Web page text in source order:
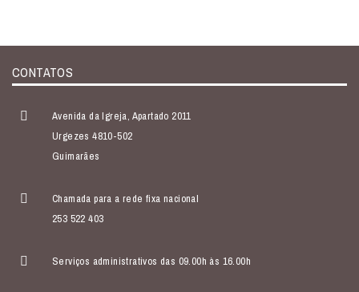
CONTATOS
Avenida da Igreja, Apartado 2011
Urgezes 4810-502
Guimarães
Chamada para a rede fixa nacional
253 522 403
Serviços administrativos das 09.00h às 16.00h